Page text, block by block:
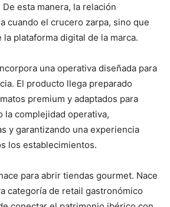
esta manera, la relación
cuando el crucero zarpa, sino que
plataforma digital de la marca.
una operativa diseñada para
El producto llega preparado
premium y adaptados para
la complejidad operativa,
y garantizando una experiencia
los establecimientos.
para abrir tiendas gourmet. Nace
categoría de retail gastronómico